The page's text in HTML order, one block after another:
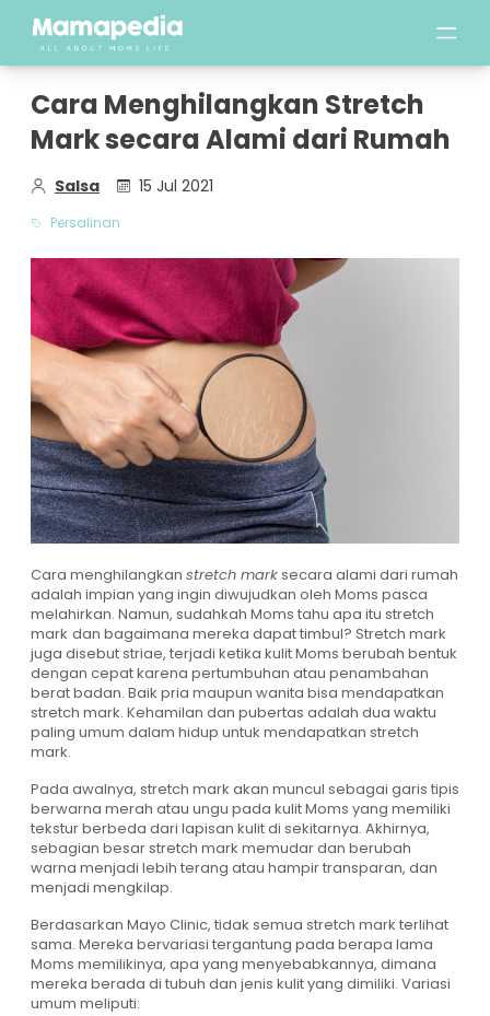
Cara Menghilangkan Stretch
Mark secara Alami dari Rumah
Salsa 15 Jul 2021
Persalinan
Cara menghilangkan stretch marksecara alami dari rumah
adalah impian yang ingin diwujudkan oleh Moms pasca
melahirkan. Namun, sudahkah Moms tahu apa itu stretch
mark dan bagaimana mereka dapat timbul? Stretch mark
juga disebut striae, terjadi ketika kulit Moms berubah bentuk
dengan cepat karena pertumbuhan atau penambahan
berat badan. Baik pria maupun wanita bisa mendapatkan
stretch mark. Kehamilan dan pubertas adalah dua waktu
paling umum dalam hidup untuk mendapatkan stretch
mark.
Pada awalnya, stretch mark akan muncul sebagai garis tipis
berwarna merah atau ungu pada kulit Moms yang memiliki
tekstur berbeda dari lapisan kulit di sekitarnya. Akhirnya,
sebagian besar stretch mark memudar dan berubah
warna menjadi lebih terang atau hampir transparan, dan
menjadi mengkilap.
Berdasarkan Mayo Clinic, tidak semua stretch mark terlihat
sama. Mereka bervariasi tergantung pada berapa lama
Moms memilikinya, apa yang menyebabkannya, dimana
mereka berada di tubuh dan jenis kulit yang dimiliki. Variasi
umum meliputi: